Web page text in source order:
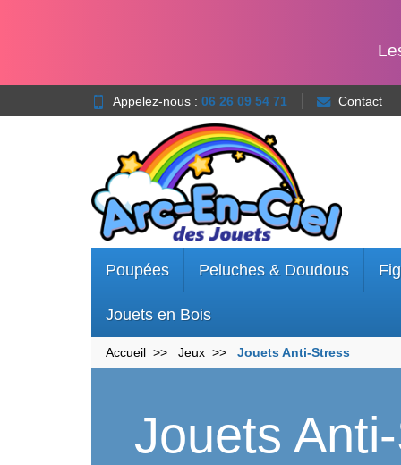
Appelez-nous : 06 26 09 54 71 Contact
Poupées Peluches & Doudous
Jouets en Bois
Accueil Jeux Jouets Anti-Stress
Jouets